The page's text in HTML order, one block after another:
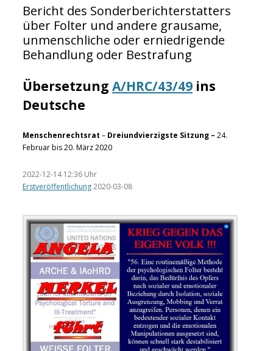
Bericht des Sonderberichterstatters
über Folter und andere grausame,
unmenschliche oder erniedrigende
Behandlung oder Bestrafung
Übersetzung A/HRC/43/49 ins
Deutsche
Menschenrechtsrat – Dreiundvierzigste Sitzung – 24.
Februar bis 20. März 2020
2022-12-14 12:36 Uhr
Erstveröffentlichung2020-03-08